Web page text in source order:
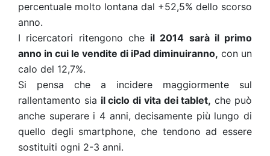
percentuale molto lontana dal +52,5% dello scorso
anno.
I ricercatori ritengono che il 2014 sarà il primo
anno in cui le vendite di iPad diminuiranno, con un
calo del 12,7%.
Si pensa che a incidere maggiormente sul
rallentamento sia il ciclo di vita dei tablet, che può
anche superare i 4 anni, decisamente più lungo di
quello degli smartphone, che tendono ad essere
sostituiti ogni 2-3 anni.